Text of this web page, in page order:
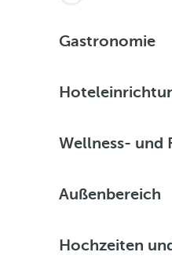
Gastronomie
Wellness- und
Außenbereich
Hochzeiten